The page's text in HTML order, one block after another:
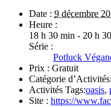
Date : 9 décembre
Heure :
18 h 30 min - 20 h
Série :
Potluck
Prix : Gratuit
Catégorie d’Activités:
Activités Tags:oasis,
Site : https://